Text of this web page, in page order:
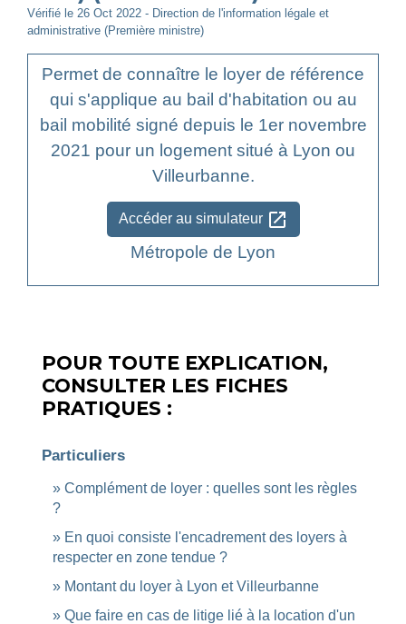
Vérifié le 26 Oct 2022 - Direction de l'information légale et
administrative (Première ministre)
Permet de connaître le loyer de référence
qui s'applique au bail d'habitation ou au
bail mobilité signé depuis le 1ernovembre
2021 pour un logement situé à Lyon ou
Villeurbanne.
Accéder au simulateur open_in_new
Métropole de Lyon
POUR TOUTE EXPLICATION,
CONSULTER LES FICHES
PRATIQUES :
Particuliers
Complément de loyer : quelles sont les règles
?
En quoi consiste l'encadrement des loyers à
respecter en zone tendue ?
Montant du loyer à Lyon et Villeurbanne
Que faire en cas de litige lié à la location d'un